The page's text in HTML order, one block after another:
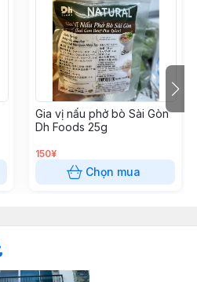
Gia vị nấu phở bò Sài Gòn
Dh Foods 25g
150¥
Chọn mua